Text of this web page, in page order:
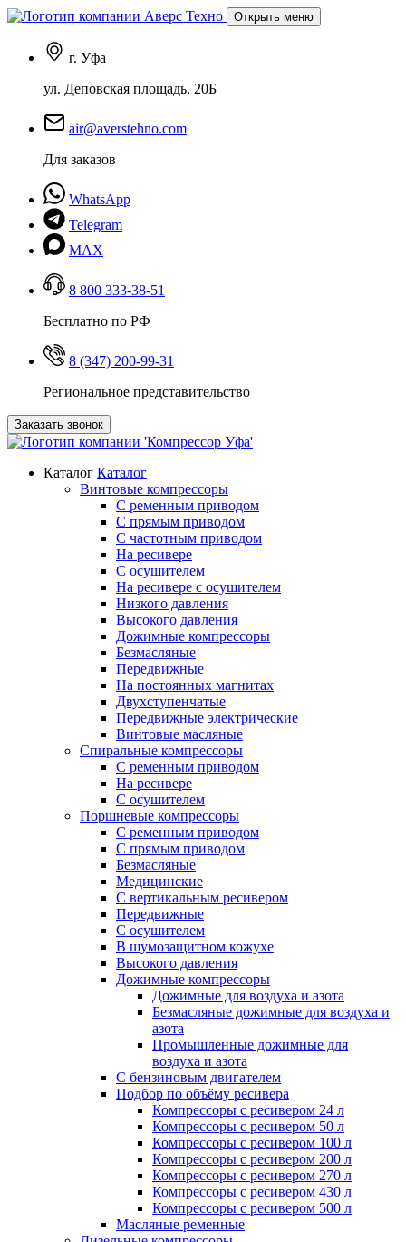
Открыть меню
г. Уфа
ул. Деповская площадь, 20Б
air@averstehno.com
Для заказов
WhatsApp
Telegram
MAX
8 800 333-38-51
Бесплатно по РФ
8 (347) 200-99-31
Региональное представительство
Заказать звонок
Каталог Каталог
Винтовые компрессоры
С ременным приводом
С прямым приводом
С частотным приводом
На ресивере
С осушителем
На ресивере с осушителем
Низкого давления
Высокого давления
Дожимные компрессоры
Безмасляные
Передвижные
На постоянных магнитах
Двухступенчатые
Передвижные электрические
Винтовые масляные
Спиральные компрессоры
С ременным приводом
На ресивере
С осушителем
Поршневые компрессоры
С ременным приводом
С прямым приводом
Безмасляные
Медицинские
С вертикальным ресивером
Передвижные
С осушителем
В шумозащитном кожухе
Высокого давления
Дожимные компрессоры
Дожимные для воздуха и азота
Безмасляные дожимные для воздуха и
азота
Промышленные дожимные для
воздуха и азота
С бензиновым двигателем
Подбор по объёму ресивера
Компрессоры с ресивером 24 л
Компрессоры с ресивером 50 л
Компрессоры с ресивером 100 л
Компрессоры с ресивером 200 л
Компрессоры с ресивером 270 л
Компрессоры с ресивером 430 л
Компрессоры с ресивером 500 л
Масляные ременные